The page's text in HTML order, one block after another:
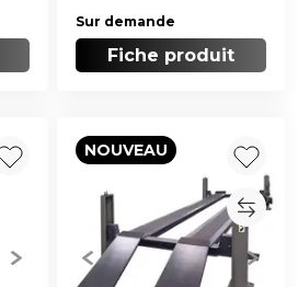
Sur demande
Fiche produit
NOUVEAU